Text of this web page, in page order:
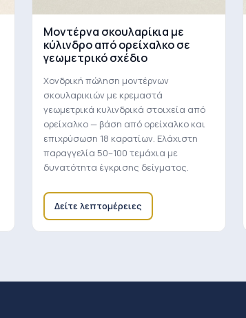
Μοντέρνα σκουλαρίκια με
κύλινδρο από ορείχαλκο σε
γεωμετρικό σχέδιο
Χονδρική πώληση μοντέρνων
σκουλαρικιών με κρεμαστά
γεωμετρικά κυλινδρικά στοιχεία από
ορείχαλκο — βάση από ορείχαλκο και
επιχρύσωση 18 καρατίων. Ελάχιστη
παραγγελία 50–100 τεμάχια με
δυνατότητα έγκρισης δείγματος.
Δείτε λεπτομέρειες